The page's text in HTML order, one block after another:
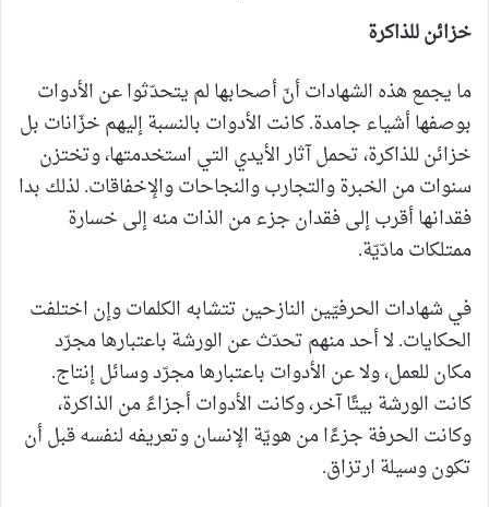
خزائن للذاكرة
ما يجمع هذه الشهادات أنّ أصحابها لم يتحدّثوا عن الأدوات
بوصفها أشياء جامدة. كانت الأدوات بالنسبة إليهم خزّانات بل
خزائن للذاكرة، تحمل آثار الأيدي التي استخدمتها، وتختزن
سنوات من الخبرة والتجارب والنجاحات والإخفاقات. لذلك بدا
فقدانها أقرب إلى فقدان جزء من الذات منه إلى خسارة
ممتلكات مادّيّة.
في شهادات الحرفيّين النازحين تتشابه الكلمات وإن اختلفت
الحكايات. لا أحد منهم تحدّث عن الورشة باعتبارها مجرّد
مكان للعمل، ولا عن الأدوات باعتبارها مجرّد وسائل إنتاج.
كانت الورشة بيتًا آخر، وكانت الأدوات أجزاءً من الذاكرة،
وكانت الحرفة جزءًا من هويّة الإنسان وتعريفه لنفسه قبل أن
تكون وسيلة ارتزاق.